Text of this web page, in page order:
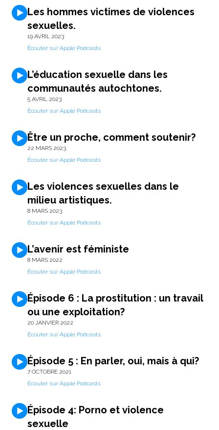
Les hommes victimes de violences
sexuelles.
19 AVRIL 2023
Écouter sur Apple Podcasts
L’éducation sexuelle dans les
communautés autochtones.
5 AVRIL 2023
Écouter sur Apple Podcasts
Être un proche, comment soutenir?
22 MARS 2023
Écouter sur Apple Podcasts
Les violences sexuelles dans le
milieu artistiques.
8 MARS 2023
Écouter sur Apple Podcasts
L’avenir est féministe
8 MARS 2022
Écouter sur Apple Podcasts
Épisode 6 : La prostitution : un travail
ou une exploitation?
20 JANVIER 2022
Écouter sur Apple Podcasts
Épisode 5 : En parler, oui, mais à qui?
7 OCTOBRE 2021
Écouter sur Apple Podcasts
Épisode 4: Porno et violence
sexuelle